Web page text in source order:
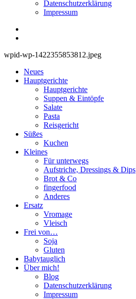
Datenschutzerklärung
Impressum
wpid-wp-1422355853812.jpeg
Neues
Hauptgerichte
Hauptgerichte
Suppen & Eintöpfe
Salate
Pasta
Reisgericht
Süßes
Kuchen
Kleines
Für unterwegs
Aufstriche, Dressings & Dips
Brot & Co
fingerfood
Anderes
Ersatz
Vromage
Vleisch
Frei von…
Soja
Gluten
Babytauglich
Über mich!
Blog
Datenschutzerklärung
Impressum